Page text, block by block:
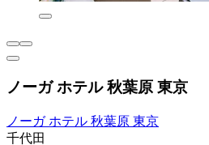
ノーガ ホテル 秋葉原 東京
ノーガ ホテル 秋葉原 東京
千代田